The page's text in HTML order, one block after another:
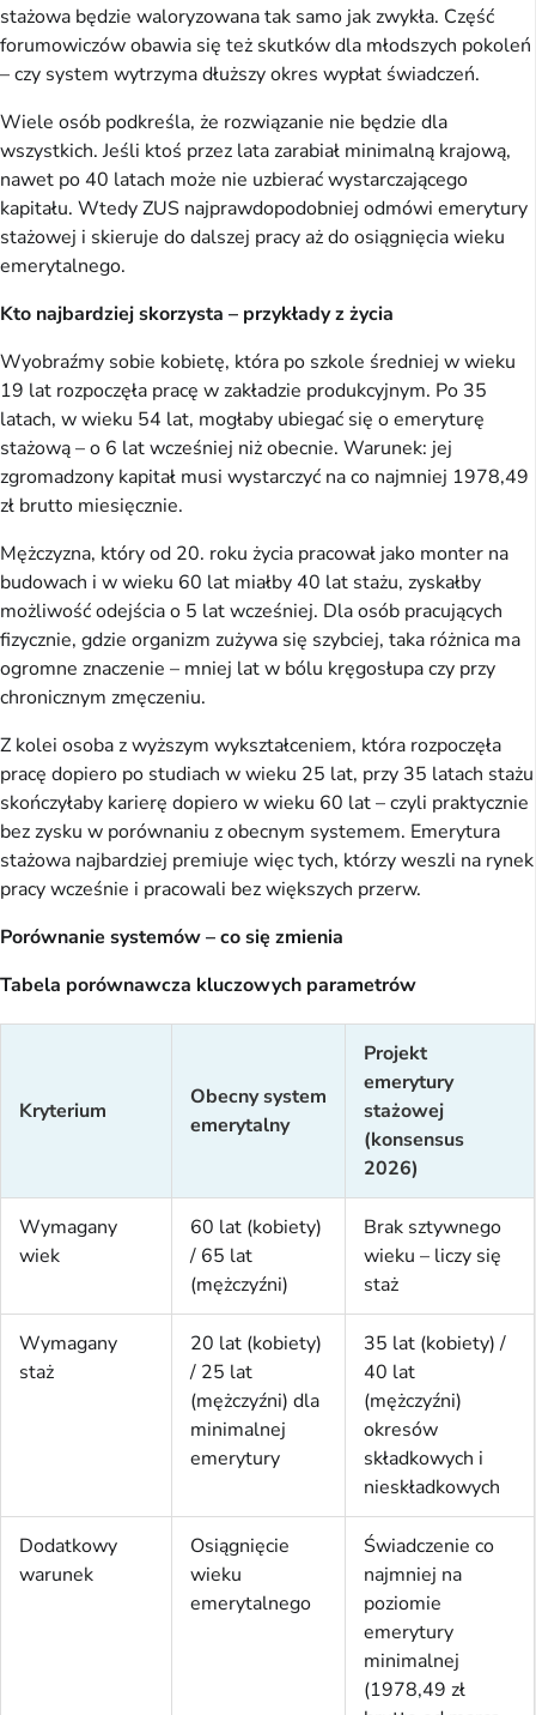
stażowa będzie waloryzowana tak samo jak zwykła. Część
forumowiczów obawia się też skutków dla młodszych pokoleń
– czy system wytrzyma dłuższy okres wypłat świadczeń.
Wiele osób podkreśla, że rozwiązanie nie będzie dla
wszystkich. Jeśli ktoś przez lata zarabiał minimalną krajową,
nawet po 40 latach może nie uzbierać wystarczającego
kapitału. Wtedy ZUS najprawdopodobniej odmówi emerytury
stażowej i skieruje do dalszej pracy aż do osiągnięcia wieku
emerytalnego.
Kto najbardziej skorzysta – przykłady z życia
Wyobraźmy sobie kobietę, która po szkole średniej w wieku
19 lat rozpoczęła pracę w zakładzie produkcyjnym. Po 35
latach, w wieku 54 lat, mogłaby ubiegać się o emeryturę
stażową – o 6 lat wcześniej niż obecnie. Warunek: jej
zgromadzony kapitał musi wystarczyć na co najmniej 1978,49
zł brutto miesięcznie.
Mężczyzna, który od 20. roku życia pracował jako monter na
budowach i w wieku 60 lat miałby 40 lat stażu, zyskałby
możliwość odejścia o 5 lat wcześniej. Dla osób pracujących
fizycznie, gdzie organizm zużywa się szybciej, taka różnica ma
ogromne znaczenie – mniej lat w bólu kręgosłupa czy przy
chronicznym zmęczeniu.
Z kolei osoba z wyższym wykształceniem, która rozpoczęła
pracę dopiero po studiach w wieku 25 lat, przy 35 latach stażu
skończyłaby karierę dopiero w wieku 60 lat – czyli praktycznie
bez zysku w porównaniu z obecnym systemem. Emerytura
stażowa najbardziej premiuje więc tych, którzy weszli na rynek
pracy wcześnie i pracowali bez większych przerw.
Porównanie systemów – co się zmienia
Tabela porównawcza kluczowych parametrów
Kryterium
Obecny system
emerytalny
Projekt
emerytury
stażowej
(konsensus
2026)
Wymagany
wiek
60 lat (kobiety)
/ 65 lat
(mężczyźni)
Brak sztywnego
wieku – liczy się
staż
Wymagany
staż
20 lat (kobiety)
/ 25 lat
(mężczyźni) dla
minimalnej
emerytury
35 lat (kobiety) /
40 lat
(mężczyźni)
okresów
składkowych i
nieskładkowych
Dodatkowy
warunek
Osiągnięcie
wieku
emerytalnego
Świadczenie co
najmniej na
poziomie
emerytury
minimalnej
(1978,49 zł